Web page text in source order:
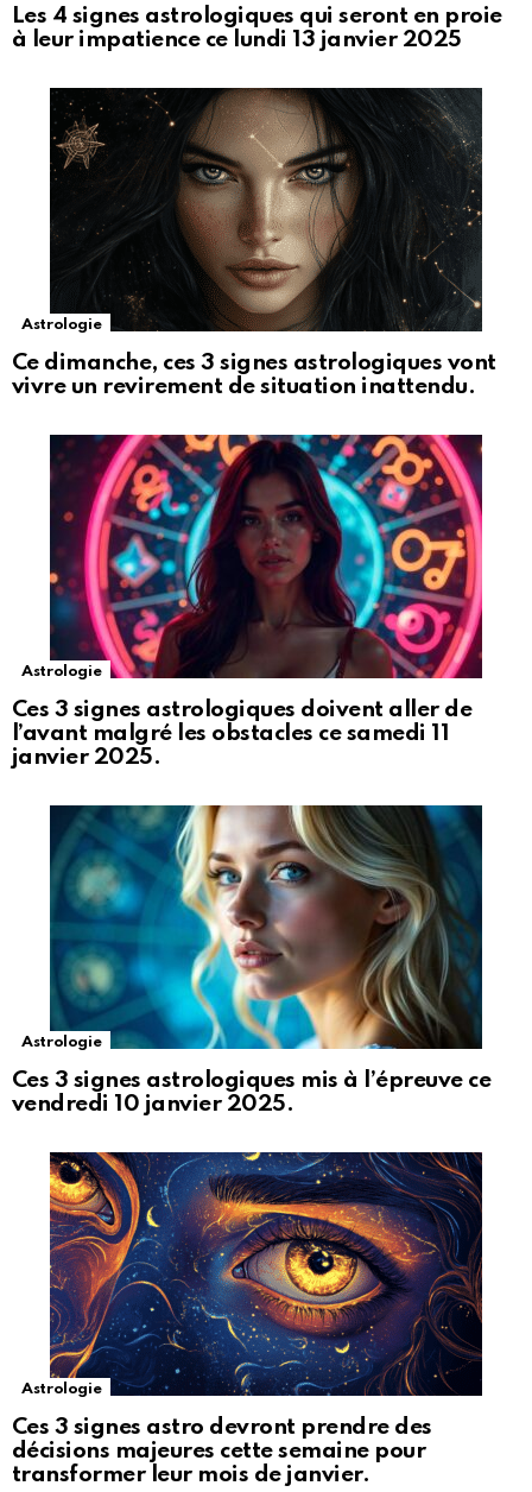
Les 4 signes astrologiques qui seront en proie
à leur impatience ce lundi 13 janvier 2025
Astrologie
Ce dimanche, ces 3 signes astrologiques vont
vivre un revirement de situation inattendu.
Astrologie
Ces 3 signes astrologiques doivent aller de
l’avant malgré les obstacles ce samedi 11
janvier 2025.
Astrologie
Ces 3 signes astrologiques mis à l’épreuve ce
vendredi 10 janvier 2025.
Astrologie
Ces 3 signes astro devront prendre des
décisions majeures cette semaine pour
transformer leur mois de janvier.